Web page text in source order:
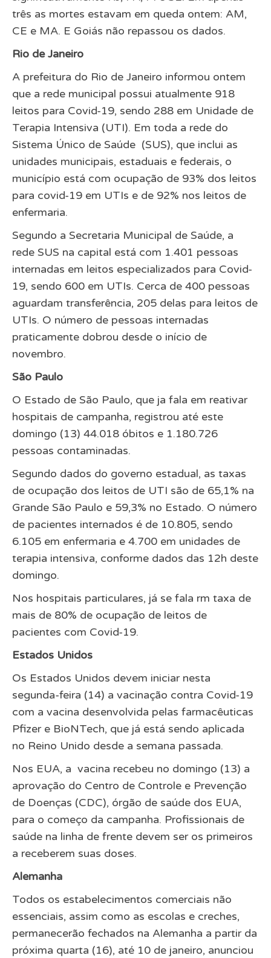
três as mortes estavam em queda ontem: AM,
CE e MA. E Goiás não repassou os dados.
Rio de Janeiro
A prefeitura do Rio de Janeiro informou ontem
que a rede municipal possui atualmente 918
leitos para Covid-19, sendo 288 em Unidade de
Terapia Intensiva (UTI). Em toda a rede do
Sistema Único de Saúde (SUS), que inclui as
unidades municipais, estaduais e federais, o
município está com ocupação de 93% dos leitos
para covid-19 em UTIs e de 92% nos leitos de
enfermaria.
Segundo a Secretaria Municipal de Saúde, a
rede SUS na capital está com 1.401 pessoas
internadas em leitos especializados para Covid-
19, sendo 600 em UTIs. Cerca de 400 pessoas
aguardam transferência, 205 delas para leitos de
UTIs. O número de pessoas internadas
praticamente dobrou desde o início de
novembro.
São Paulo
O Estado de São Paulo, que ja fala em reativar
hospitais de campanha, registrou até este
domingo (13) 44.018 óbitos e 1.180.726
pessoas contaminadas.
Segundo dados do governo estadual, as taxas
de ocupação dos leitos de UTI são de 65,1% na
Grande São Paulo e 59,3% no Estado. O número
de pacientes internados é de 10.805, sendo
6.105 em enfermaria e 4.700 em unidades de
terapia intensiva, conforme dados das 12h deste
domingo.
Nos hospitais particulares, já se fala rm taxa de
mais de 80% de ocupação de leitos de
pacientes com Covid-19.
Estados Unidos
Os Estados Unidos devem iniciar nesta
segunda-feira (14) a vacinação contra Covid-19
com a vacina desenvolvida pelas farmacêuticas
Pfizer e BioNTech, que já está sendo aplicada
no Reino Unido desde a semana passada.
Nos EUA, a vacina recebeu no domingo (13) a
aprovação do Centro de Controle e Prevenção
de Doenças (CDC), órgão de saúde dos EUA,
para o começo da campanha. Profissionais de
saúde na linha de frente devem ser os primeiros
a receberem suas doses.
Alemanha
Todos os estabelecimentos comerciais não
essenciais, assim como as escolas e creches,
permanecerão fechados na Alemanha a partir da
próxima quarta (16), até 10 de janeiro, anunciou